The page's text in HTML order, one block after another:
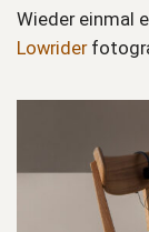
Wieder einmal
Lowrider